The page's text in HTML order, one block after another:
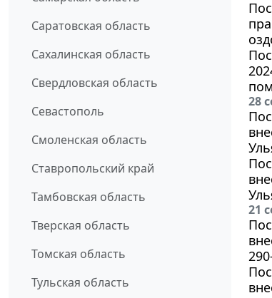
Саратовская область
Сахалинская область
Свердловская область
Севастополь
Смоленская область
Ставропольский край
Тамбовская область
Тверская область
Томская область
Тульская область
28
21